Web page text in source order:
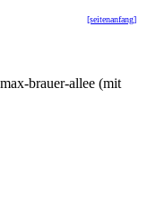
[seitenanfang]
brauer-allee (mit